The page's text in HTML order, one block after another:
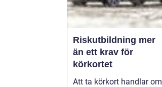
Riskutbildning mer
än ett krav för
körkortet
Att ta körkort handlar om